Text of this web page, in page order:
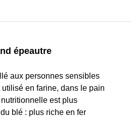
épeautre
aux personnes sensibles
en farine, dans le pain
est plus
blé : plus riche en fer